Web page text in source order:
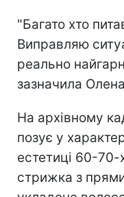
"Багато хто
Виправляю
реально
зазначила
На архівному
позує у
естетиці 60-70-
стрижка з